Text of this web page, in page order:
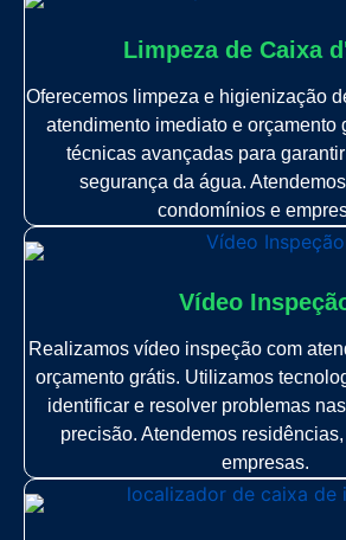
Limpeza de Caixa
Oferecemos limpeza e higienização
atendimento imediato e orçamento
técnicas avançadas para
segurança da água.
condomínios e
Vídeo
Realizamos vídeo inspeção com
orçamento grátis. Utilizamos
identificar e resolver problemas
precisão. Atendemos
empresas.